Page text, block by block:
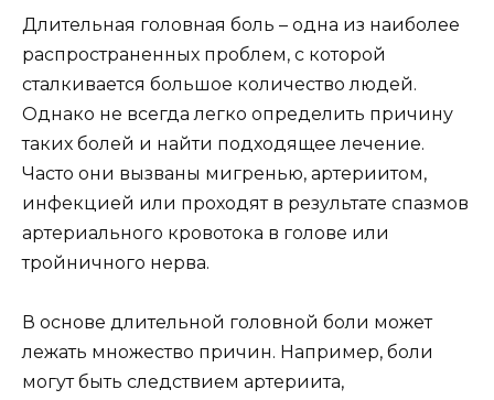
Длительная головная боль – одна из наиболее
распространенных проблем, с которой
сталкивается большое количество людей.
Однако не всегда легко определить причину
таких болей и найти подходящее лечение.
Часто они вызваны мигренью, артериитом,
инфекцией или проходят в результате спазмов
артериального кровотока в голове или
тройничного нерва.
В основе длительной головной боли может
лежать множество причин. Например, боли
могут быть следствием артериита,